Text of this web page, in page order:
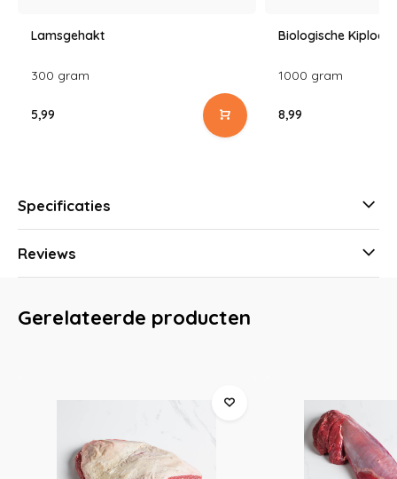
Lamsgehakt
300 gram
5,99
Biologische
1000 gram
8,99
Specificaties
Reviews
Gerelateerde producten